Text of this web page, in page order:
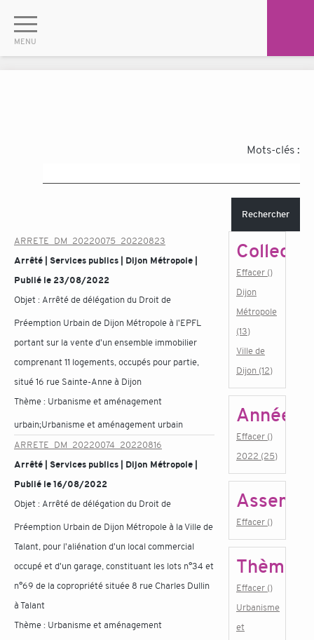
Mots-clés :
Rechercher
ARRETE_DM_20220075_20220823
Arrêté | Services publics | Dijon Métropole |
Publié le 23/08/2022
Objet : Arrêté de délégation du Droit de
Préemption Urbain de Dijon Métropole à l'EPFL
portant sur la vente d'un ensemble immobilier
comprenant 11 logements, occupés pour partie,
situé 16 rue Sainte-Anne à Dijon
Thème : Urbanisme et aménagement
urbain;Urbanisme et aménagement urbain
ARRETE_DM_20220074_20220816
Arrêté | Services publics | Dijon Métropole |
Publié le 16/08/2022
Objet : Arrêté de délégation du Droit de
Préemption Urbain de Dijon Métropole à la Ville de
Talant, pour l'aliénation d'un local commercial
occupé et d'un garage, constituant les lots n°34 et
n°69 de la copropriété située 8 rue Charles Dullin
à Talant
Thème : Urbanisme et aménagement
Effacer ()
Dijon
Métropole
(13)
Ville de
Dijon (12)
Année
Effacer ()
2022 (25)
Effacer ()
Thème
Effacer ()
Urbanisme
et